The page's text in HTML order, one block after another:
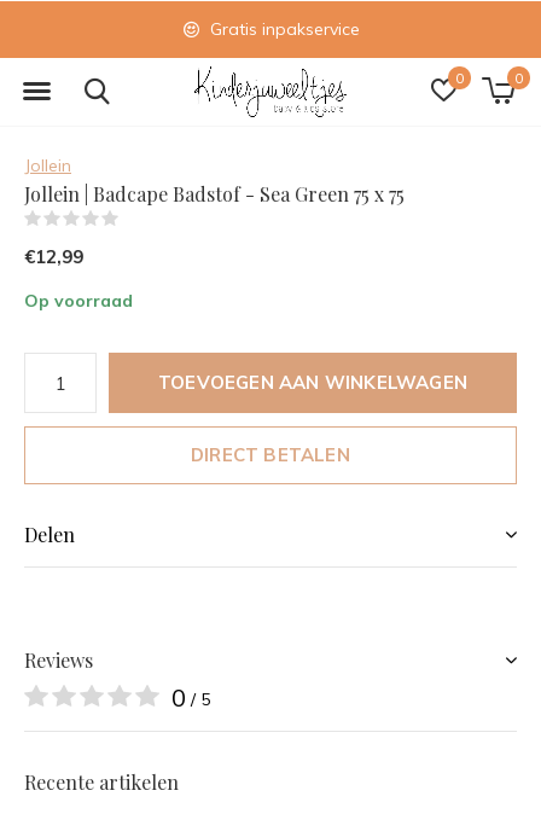
0 0
Gratis inpakservice
Jollein
Jollein | Badcape Badstof - Sea Green 75 x 75
€12,99
Op voorraad
TOEVOEGEN AAN WINKELWAGEN
DIRECT BETALEN
Delen
Reviews
0 / 5
Recente artikelen